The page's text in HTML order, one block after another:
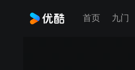
首页 九门